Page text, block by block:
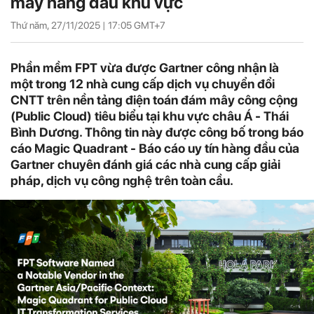
Thứ năm, 27/11/2025 | 17:05GMT+7
Phần mềm FPT vừa được Gartner công nhận là
một trong 12 nhà cung cấp dịch vụ chuyển đổi
CNTT trên nền tảng điện toán đám mây công cộng
(Public Cloud) tiêu biểu tại khu vực châu Á - Thái
Bình Dương. Thông tin này được công bố trong báo
cáo Magic Quadrant - Báo cáo uy tín hàng đầu của
Gartner chuyên đánh giá các nhà cung cấp giải
pháp, dịch vụ công nghệ trên toàn cầu.